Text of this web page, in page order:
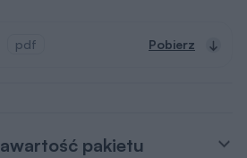
pdf Pobierz
pakietu